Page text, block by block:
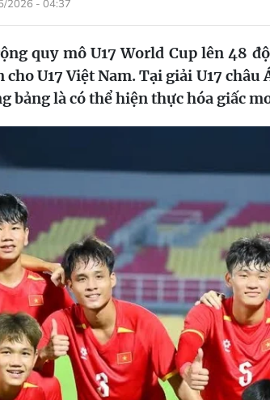
2026 - 04:37
quy mô U17 World Cup lên 48
cho U17 Việt Nam. Tại giải U17
bảng là có thể hiện thực hóa giấc